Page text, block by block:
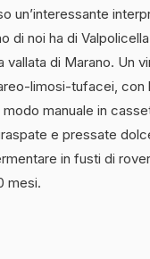
un’interessante
di noi ha di
di Marano. Un
limosi-tufacei, con
manuale in
e pressate
in fusti di
mesi.